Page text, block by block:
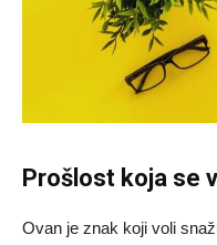
Prošlost koja se
Ovan je znak koji voli